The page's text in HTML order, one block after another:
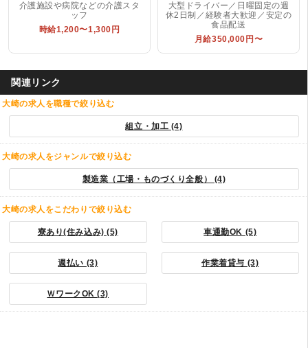
介護施設や病院などの介護スタ
ッフ
時給1,200〜1,300円
大型ドライバー／日曜固定の週
休2日制／経験者大歓迎／安定の
食品配送
月給350,000円〜
関連リンク
大崎の求人を職種で絞り込む
組立・加工 (4)
大崎の求人をジャンルで絞り込む
製造業（工場・ものづくり全般） (4)
大崎の求人をこだわりで絞り込む
寮あり(住み込み) (5) 車通勤OK (5)
週払い (3) 作業着貸与 (3)
ＷワークOK (3)